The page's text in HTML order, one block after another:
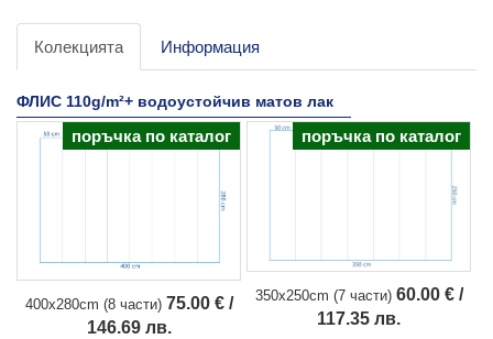
Колекцията Информация
ФЛИС 110g/m²+ водоустойчив матов лак
поръчка по каталог
400x280cm (8 части) 75.00 € /
146.69 лв.
поръчка по каталог
350x250cm (7 части) 60.00 € /
117.35 лв.